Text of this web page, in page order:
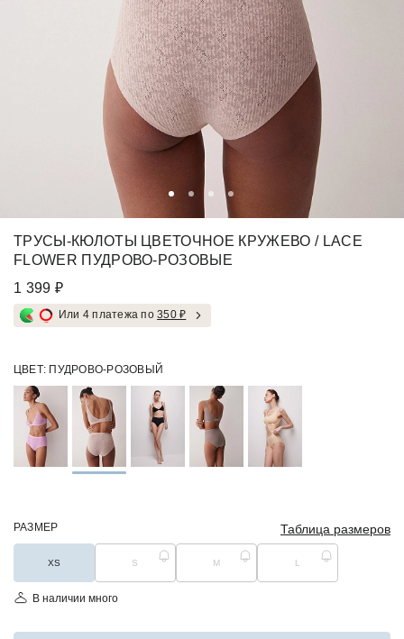
ТРУСЫ-КЮЛОТЫ ЦВЕТОЧНОЕ КРУЖЕВО / LACE
FLOWER ПУДРОВО-РОЗОВЫЕ
1 399 ₽
Или 4 платежа по350 ₽
ЦВЕТ: ПУДРОВО-РОЗОВЫЙ
РАЗМЕР Таблица размеров
XS S M L
В наличии много